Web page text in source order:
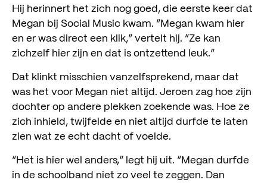
Hij herinnert het zich nog goed, die eerste keer dat
Megan bij Social Music kwam. “Megan kwam hier
en er was direct een klik,” vertelt hij. “Ze kan
zichzelf hier zijn en dat is ontzettend leuk.”
Dat klinkt misschien vanzelfsprekend, maar dat
was het voor Megan niet altijd. Jeroen zag hoe zijn
dochter op andere plekken zoekende was. Hoe ze
zich inhield, twijfelde en niet altijd durfde te laten
zien wat ze echt dacht of voelde.
“Het is hier wel anders,” legt hij uit. “Megan durfde
in de schoolband niet zo veel te zeggen. Dan